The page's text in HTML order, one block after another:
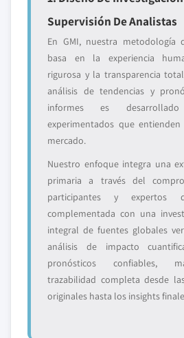
Supervisión De Analistas
En GMI, nuestra metodología
basa en la experiencia
rigurosa y la transparencia
análisis de tendencias y
informes es
experimentados que
mercado.
Nuestro enfoque integra una
primaria a través del
participantes y expertos
complementada con una
integral de fuentes globales
análisis de impacto
pronósticos confiables,
trazabilidad completa desde
originales hasta los insights